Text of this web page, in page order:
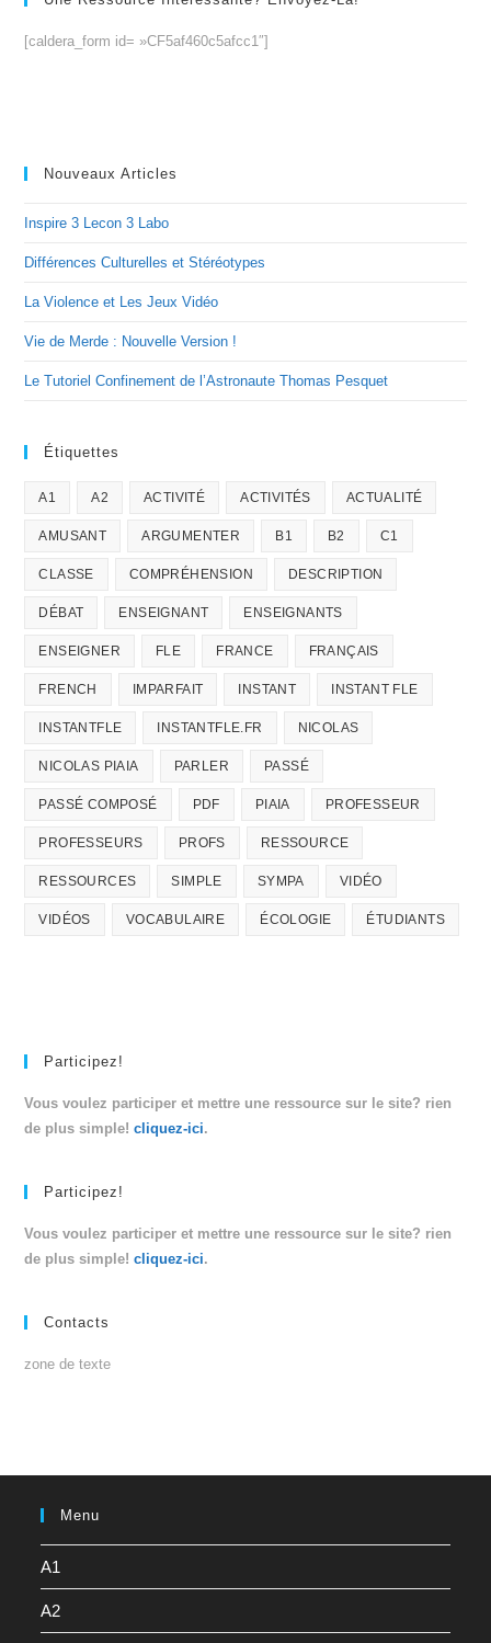
[caldera_form id= »CF5af460c5afcc1″]
Nouveaux Articles
Inspire 3 Lecon 3 Labo
Différences Culturelles et Stéréotypes
La Violence et Les Jeux Vidéo
Vie de Merde : Nouvelle Version !
Le Tutoriel Confinement de l’Astronaute Thomas Pesquet
Étiquettes
A1 A2 ACTIVITÉ ACTIVITÉS ACTUALITÉ
AMUSANT ARGUMENTER B1 B2 C1
CLASSE COMPRÉHENSION DESCRIPTION
DÉBAT ENSEIGNANT ENSEIGNANTS
ENSEIGNER FLE FRANCE FRANÇAIS
FRENCH IMPARFAIT INSTANT INSTANT FLE
INSTANTFLE INSTANTFLE.FR NICOLAS
NICOLAS PIAIA PARLER PASSÉ
PASSÉ COMPOSÉ PDF PIAIA PROFESSEUR
PROFESSEURS PROFS RESSOURCE
RESSOURCES SIMPLE SYMPA VIDÉO
VIDÉOS VOCABULAIRE ÉCOLOGIE ÉTUDIANTS
Participez!
Vous voulez participer et mettre une ressource sur le site? rien
de plus simple!cliquez-ici.
Participez!
Vous voulez participer et mettre une ressource sur le site? rien
de plus simple!cliquez-ici.
Contacts
zone de texte
Menu
A1
A2